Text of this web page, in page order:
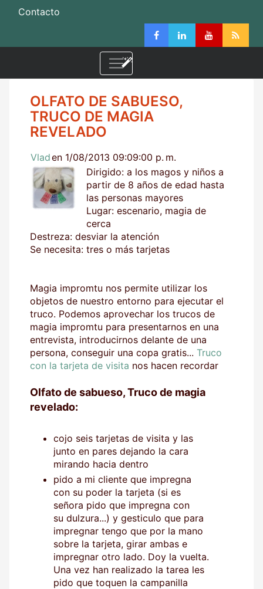
Contacto
OLFATO DE SABUESO,
TRUCO DE MAGIA
REVELADO
Vladen 1/08/2013 09:09:00 p. m.
Dirigido: a los magos y niños a
partir de 8 años de edad hasta
las personas mayores
Lugar: escenario, magia de
cerca
Destreza: desviar la atención
Se necesita: tres o más tarjetas
Magia impromtu nos permite utilizar los
objetos de nuestro entorno para ejecutar el
truco. Podemos aprovechar los trucos de
magia impromtu para presentarnos en una
entrevista, introducirnos delante de una
persona, conseguir una copa gratis... Truco
con la tarjeta de visita nos hacen recordar
Olfato de sabueso, Truco de magia
revelado:
cojo seis tarjetas de visita y las
junto en pares dejando la cara
mirando hacia dentro
pido a mi cliente que impregna
con su poder la tarjeta (si es
señora pido que impregna con
su dulzura...) y gesticulo que para
impregnar tengo que por la mano
sobre la tarjeta, girar ambas e
impregnar otro lado. Doy la vuelta.
Una vez han realizado la tarea les
pido que toquen la campanilla